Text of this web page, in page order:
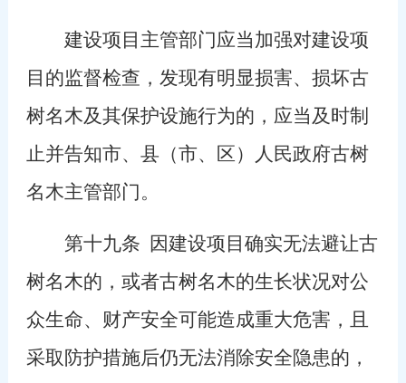
建设项目主管部门应当加强对建设项
目的监督检查，发现有明显损害、损坏古
树名木及其保护设施行为的，应当及时制
止并告知市、县（市、区）人民政府古树
名木主管部门。
第十九条 因建设项目确实无法避让古
树名木的，或者古树名木的生长状况对公
众生命、财产安全可能造成重大危害，且
采取防护措施后仍无法消除安全隐患的，